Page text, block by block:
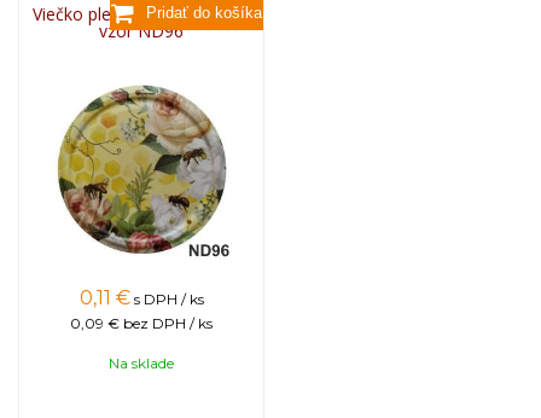
Viečko plechové TWIST 82 -
vzor ND96
0,11 € s DPH / ks
0,09 € bez DPH / ks
Na sklade